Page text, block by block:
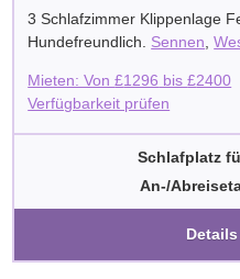
3 Schlafzimmer Klippenlage
Hundefreundlich. Sennen ,
Mieten: Von£1296 bis£2400
Verfügbarkeit prüfen
Schlafplatz
An-/